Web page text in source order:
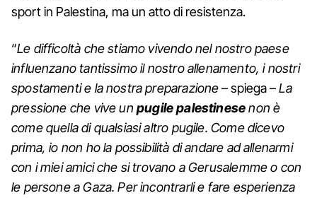
sport in Palestina, ma un atto di resistenza.
“Le difficoltà che stiamo vivendo nel nostro paese
influenzano tantissimo il nostro allenamento, i nostri
spostamenti e la nostra preparazione– spiega –La
pressione che vive un pugile palestinesenon è
come quella di qualsiasi altro pugile. Come dicevo
prima, io non ho la possibilità di andare ad allenarmi
con i miei amici che si trovano a Gerusalemme o con
le persone a Gaza. Per incontrarli e fare esperienza